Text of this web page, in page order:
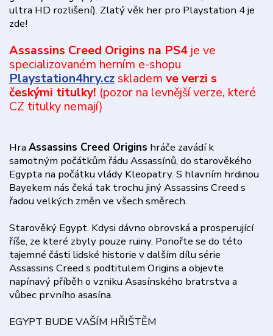
ultra HD rozlišení). Zlatý věk her pro Playstation 4 je
zde!
Assassins Creed Origins na PS4 je ve
specializovaném herním e-shopu
Playstation4hry.czskladem ve verzi s
českými titulky! (pozor na levnější verze, které
CZ titulky nemají)
HraAssassins Creed Origins hráče zavádí k
samotným počátkům řádu Assassínů, do starověkého
Egypta na počátku vlády Kleopatry. S hlavním hrdinou
Bayekem nás čeká tak trochu jiný Assassins Creed s
řadou velkých změn ve všech směrech.
Starověký Egypt. Kdysi dávno obrovská a prosperující
říše, ze které zbyly pouze ruiny. Ponořte se do této
tajemné části lidské historie v dalším dílu série
Assassins Creed s podtitulem Origins a objevte
napínavý příběh o vzniku Asasínského bratrstva a
vůbec prvního asasína.
EGYPT BUDE VAŠÍM HŘIŠTĚM